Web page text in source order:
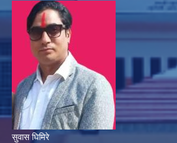
सुवास घिमिरे